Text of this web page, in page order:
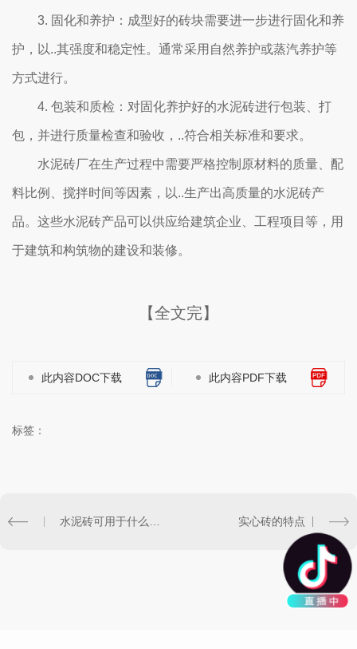
3. 固化和养护：成型好的砖块需要进一步进行固化和养
护，以..其强度和稳定性。通常采用自然养护或蒸汽养护等
方式进行。
4. 包装和质检：对固化养护好的水泥砖进行包装、打
包，并进行质量检查和验收，..符合相关标准和要求。
水泥砖厂在生产过程中需要严格控制原材料的质量、配
料比例、搅拌时间等因素，以..生产出高质量的水泥砖产
品。这些水泥砖产品可以供应给建筑企业、工程项目等，用
于建筑和构筑物的建设和装修。
【全文完】
此内容DOC下载 此内容PDF下载
标签：
实心砖的特点